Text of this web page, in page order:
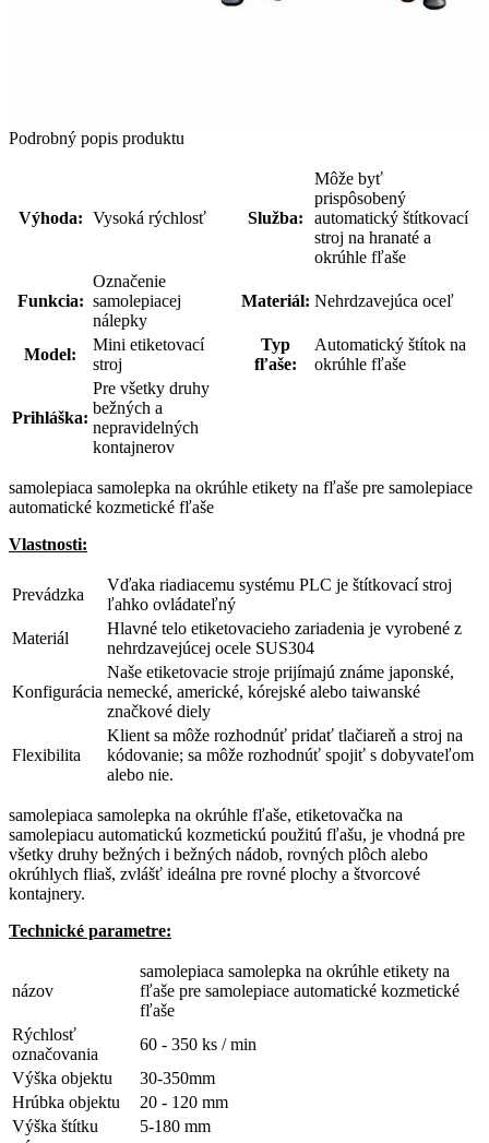
Podrobný popis produktu
Výhoda: Vysoká rýchlosť Služba:
Môže byť
prispôsobený
automatický štítkovací
stroj na hranaté a
okrúhle fľaše
Funkcia:
Označenie
samolepiacej
nálepky
Materiál: Nehrdzavejúca oceľ
Model:
Mini etiketovací
stroj
Typ
fľaše:
Automatický štítok na
okrúhle fľaše
Prihláška:
Pre všetky druhy
bežných a
nepravidelných
kontajnerov
samolepiaca samolepka na okrúhle etikety na fľaše pre samolepiace
automatické kozmetické fľaše
Vlastnosti:
Prevádzka
Vďaka riadiacemu systému PLC je štítkovací stroj
ľahko ovládateľný
Materiál
Hlavné telo etiketovacieho zariadenia je vyrobené z
nehrdzavejúcej ocele SUS304
Konfigurácia
Naše etiketovacie stroje prijímajú známe japonské,
nemecké, americké, kórejské alebo taiwanské
značkové diely
Flexibilita
Klient sa môže rozhodnúť pridať tlačiareň a stroj na
kódovanie; sa môže rozhodnúť spojiť s dobyvateľom
alebo nie.
samolepiaca samolepka na okrúhle fľaše, etiketovačka na
samolepiacu automatickú kozmetickú použitú fľašu, je vhodná pre
všetky druhy bežných i bežných nádob, rovných plôch alebo
okrúhlych fliaš, zvlášť ideálna pre rovné plochy a štvorcové
kontajnery.
Technické parametre:
názov
samolepiaca samolepka na okrúhle etikety na
fľaše pre samolepiace automatické kozmetické
fľaše
Rýchlosť
označovania
60 - 350 ks / min
Výška objektu
30-350mm
Hrúbka objektu
20 - 120 mm
Výška štítku
5-180 mm